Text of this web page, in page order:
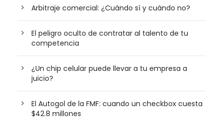
Arbitraje comercial: ¿Cuándo sí y cuándo no?
El peligro oculto de contratar al talento de tu
competencia
¿Un chip celular puede llevar a tu empresa a
juicio?
El Autogol de la FMF: cuando un checkbox cuesta
$42.8 millones